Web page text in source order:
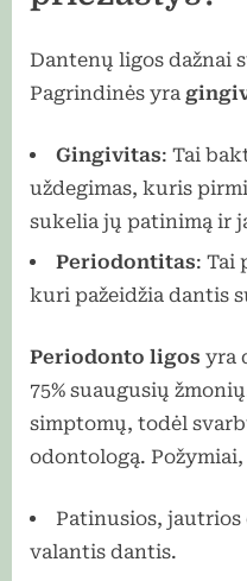
Dantenų ligos dažnai
Pagrindinės yra
Gingivitas: Tai
uždegimas, kuris
sukelia jų patinimą ir
Periodontitas: Tai
kuri pažeidžia dantis
Periodonto ligos yra
75% suaugusių
simptomų, todėl
odontologą.
Patinusios,
valantis dantis.